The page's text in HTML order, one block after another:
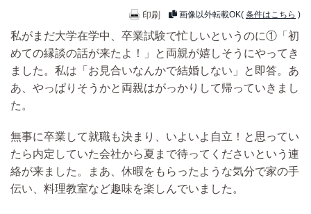
印刷 画像以外転載OK( 条件はこちら )
私がまだ大学在学中、 卒業試験で忙しいというのに①「初
めての縁談の話が来た よ！」と両親が嬉しそうにやってき
ました。私は「お見合いなんかで結婚しない」と即答。あ
あ、やっぱりそうかと両親はがっかりして帰っていきまし
た。
無事に卒業して就職も決まり、いよいよ自立！と思ってい
たら内定していた会社から夏まで待ってくださいという連
絡が来ました。まあ、休暇をもらったような気分で家の手
伝い、料理教室など趣味を楽しんでいました。